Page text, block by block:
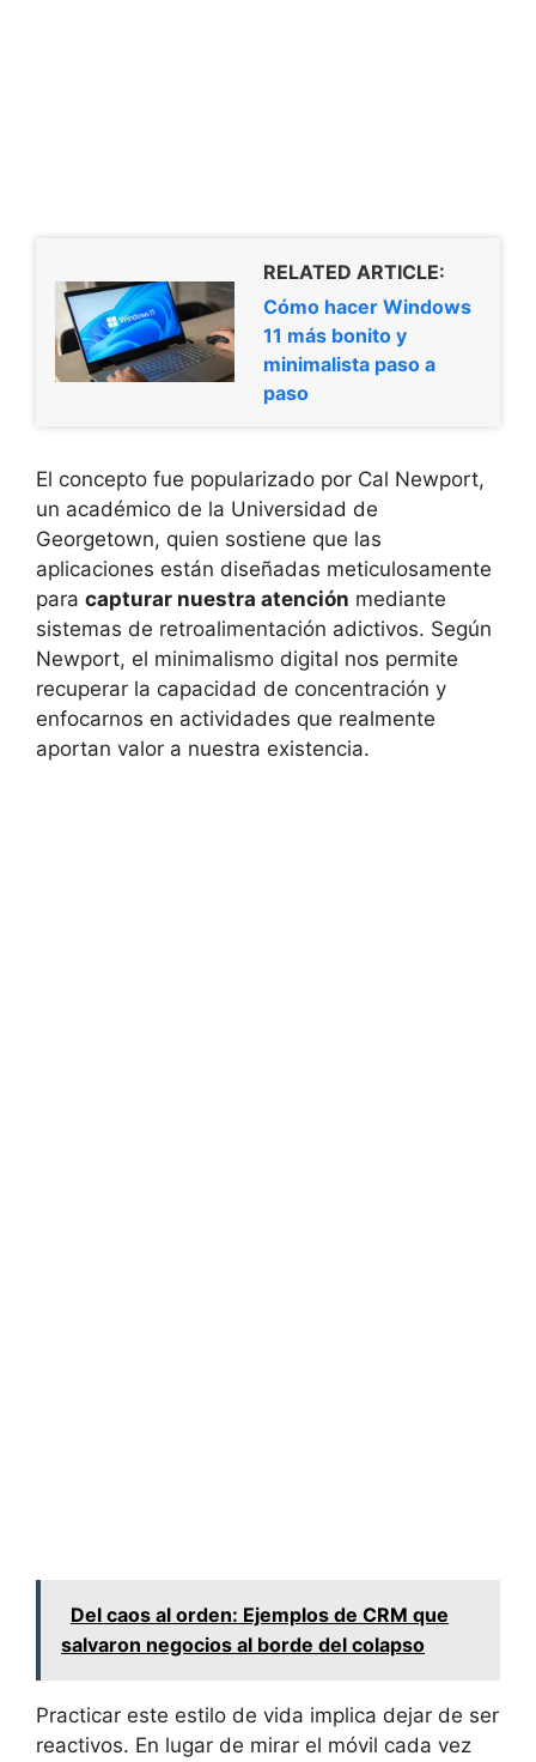
RELATED ARTICLE:
Cómo hacer Windows
11 más bonito y
minimalista paso a
paso
El concepto fue popularizado por Cal Newport,
un académico de la Universidad de
Georgetown, quien sostiene que las
aplicaciones están diseñadas meticulosamente
para capturar nuestra atención mediante
sistemas de retroalimentación adictivos. Según
Newport, el minimalismo digital nos permite
recuperar la capacidad de concentración y
enfocarnos en actividades que realmente
aportan valor a nuestra existencia.
Del caos al orden: Ejemplos de CRM que
salvaron negocios al borde del colapso
Practicar este estilo de vida implica dejar de ser
reactivos. En lugar de mirar el móvil cada vez